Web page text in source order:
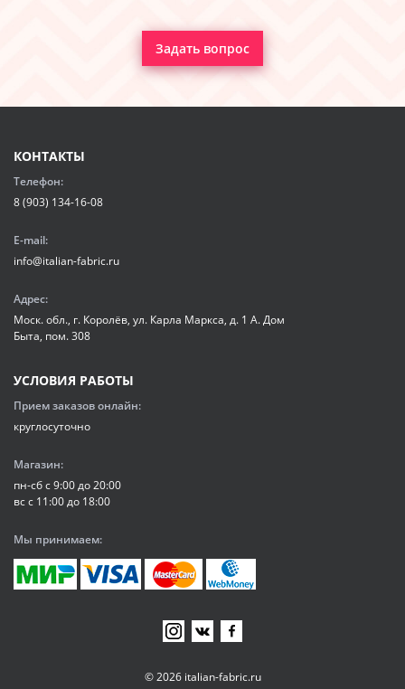
Задать вопрос
© 2026 italian-fabric.ru
КОНТАКТЫ
Телефон:
8 (903) 134-16-08
E-mail:
info@italian-fabric.ru
Адрес:
Моск. обл., г. Королёв, ул. Карла Маркса, д. 1 А. Дом
Быта, пом. 308
УСЛОВИЯ РАБОТЫ
Прием заказов онлайн:
круглосуточно
Магазин:
пн-сб с 9:00 до 20:00
вс с 11:00 до 18:00
Мы принимаем: